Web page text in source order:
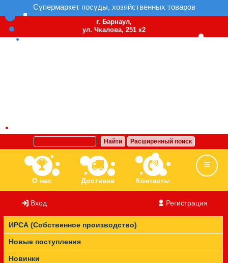
Супермаркет посуды, хозяйственных товаров
г. Барнаул,
ул. Чкалова, 251 к2
Найти Расширенный поиск
О нас Доставка Контакты
Ассортимент Бренды Вакансии
Прайс-лист
Вход Регистрация
ИРСА (Собственное производство)
Новые поступления
Новинки